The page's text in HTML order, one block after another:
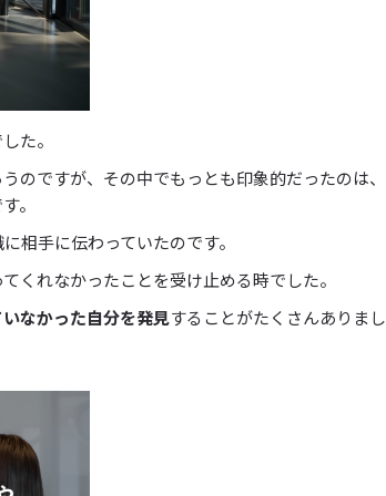
た。
のですが、その中でもっとも印象的だったのは、
。
相手に伝わっていたのです。
くれなかったことを受け止める時でした。
なかった自分を発見することがたくさんありまし